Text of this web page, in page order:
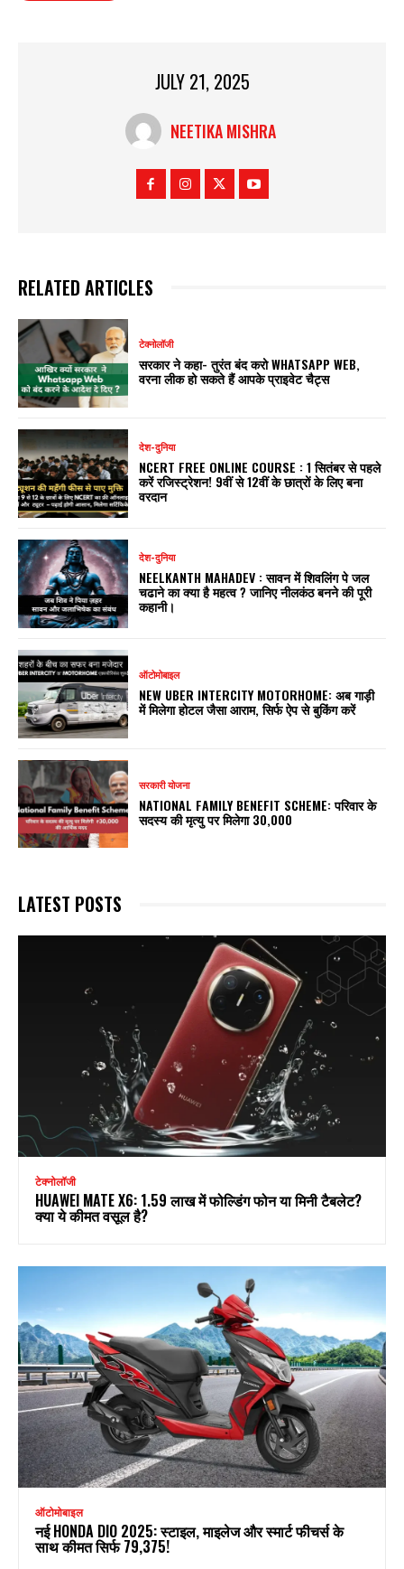
JULY 21, 2025
NEETIKA MISHRA
RELATED ARTICLES
टेक्नोलॉजी
सरकार ने कहा- तुरंत बंद करो WHATSAPP WEB,
वरना लीक हो सकते हैं आपके प्राइवेट चैट्स
देश-दुनिया
NCERT FREE ONLINE COURSE : 1 सितंबर से पहले
करें रजिस्ट्रेशन! 9वीं से 12वीं के छात्रों के लिए बना
वरदान
देश-दुनिया
NEELKANTH MAHADEV : सावन में शिवलिंग पे जल
चढाने का क्या है महत्व ? जानिए नीलकंठ बनने की पूरी
कहानी।
ऑटोमोबाइल
NEW UBER INTERCITY MOTORHOME: अब गाड़ी
में मिलेगा होटल जैसा आराम, सिर्फ ऐप से बुकिंग करें
सरकारी योजना
NATIONAL FAMILY BENEFIT SCHEME: परिवार के
सदस्य की मृत्यु पर मिलेगा ₹30,000
LATEST POSTS
टेक्नोलॉजी
HUAWEI MATE X6: ₹1.59 लाख में फोल्डिंग फोन या मिनी टैबलेट?
क्या ये कीमत वसूल है?
ऑटोमोबाइल
नई HONDA DIO 2025: स्टाइल, माइलेज और स्मार्ट फीचर्स के
साथ कीमत सिर्फ ₹79,375!